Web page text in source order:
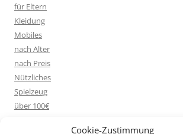
Cookie-Zustimmung
für Eltern
Kleidung
Mobiles
nach Alter
nach Preis
Nützliches
Spielzeug
über 100€